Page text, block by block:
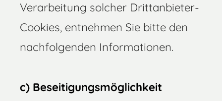
Verarbeitung solcher Drittanbieter-
Cookies, entnehmen Sie bitte den
nachfolgenden Informationen.
c) Beseitigungsmöglichkeit